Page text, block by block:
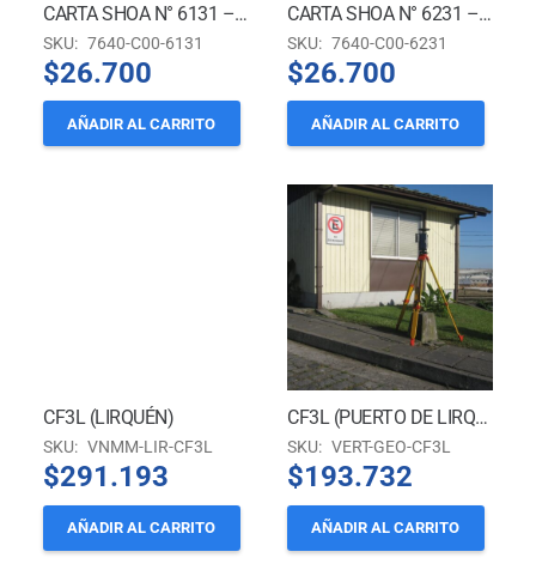
CARTA SHOA N° 6131 – PUERTO LEBU *
SKU: 7640-C00-6131
$26.700
AÑADIR AL CARRITO
CARTA SHOA N° 6231 – ISLA MOCHA. (Caleta Los Cazones) *
SKU: 7640-C00-6231
$26.700
AÑADIR AL CARRITO
CF3L (LIRQUÉN)
SKU: VNMM-LIR-CF3L
$291.193
AÑADIR AL CARRITO
CF3L (PUERTO DE LIRQUÉN-TOMÉ)
SKU: VERT-GEO-CF3L
$193.732
AÑADIR AL CARRITO